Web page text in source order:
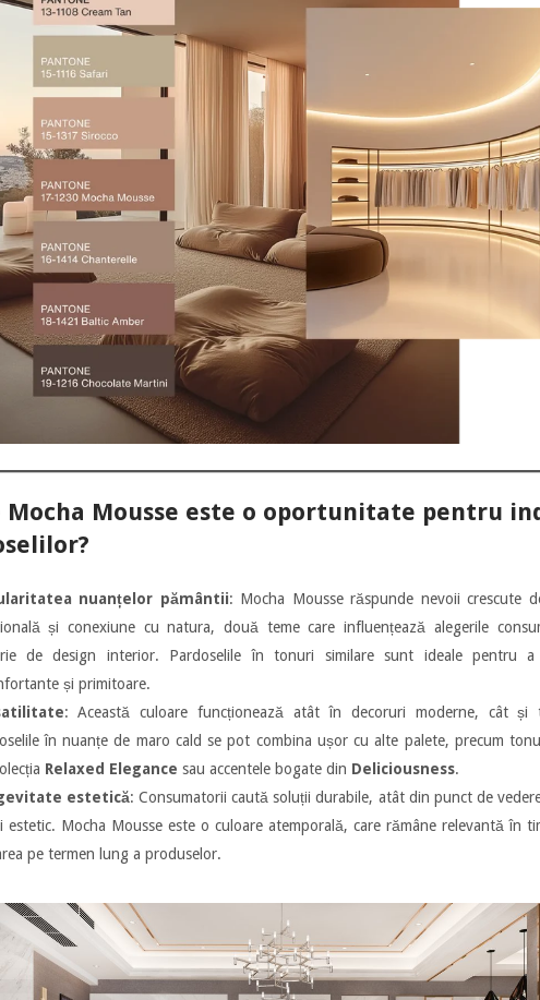
Mocha Mousse este o oportunitate pentru
nuanțelor pământii: Mocha Mousse răspunde nevoii crescute
și conexiune cu natura, două teme care influențează alegerile
de design interior. Pardoselile în tonuri similare sunt ideale pentru a
și primitoare.
: Această culoare funcționează atât în decoruri moderne, cât și
în nuanțe de maro cald se pot combina ușor cu alte palete, precum
Relaxed Elegance sau accentele bogate din Deliciousness.
estetică: Consumatorii caută soluții durabile, atât din punct de
estetic. Mocha Mousse este o culoare atemporală, care rămâne relevantă în
pe termen lung a produselor.